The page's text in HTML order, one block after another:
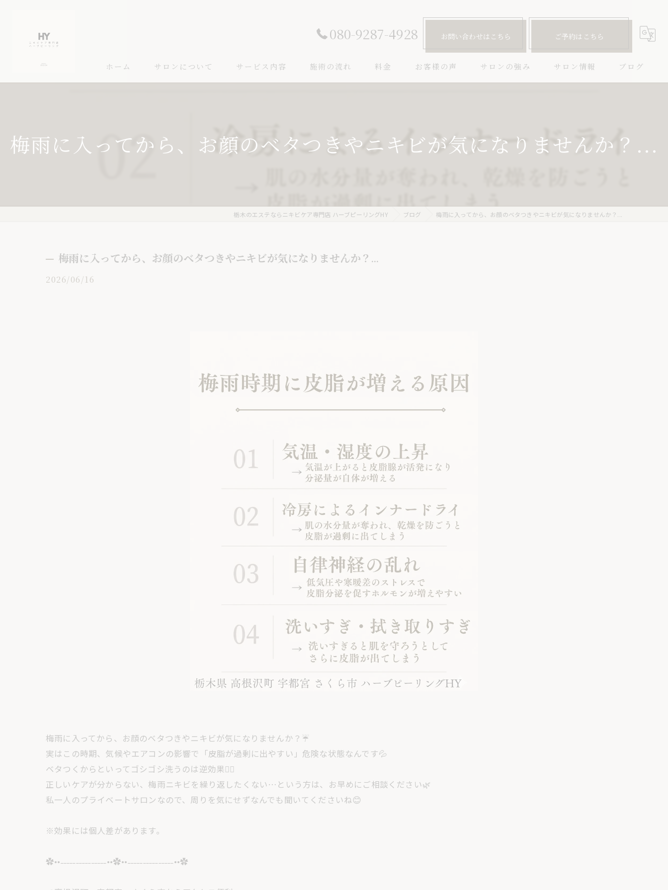
080-9287-4928 お問い合わせはこちら ご予約はこちら
ホーム サロンについて サービス内容 施術の流れ 料金 お客様の声 サロンの強み
毛穴
サロン情報 ブログ
梅雨に入ってから、お顔のベタつきやニキビが気になりませんか？...
栃木のエステならニキビケア専門店 ハーブピーリングHY ブログ 梅雨に入ってから、お顔のベタつきやニキビが気になりませんか？...
梅雨に入ってから、お顔のベタつきやニキビが気になりませんか？...
2026/06/16
梅雨に入ってから、お顔のベタつきやニキビが気になりませんか？☔️
実はこの時期、気候やエアコンの影響で「皮脂が過剰に出やすい」危険な状態なんです💦
ベタつくからといってゴシゴシ洗うのは逆効果🙅‍♀️
正しいケアが分からない、梅雨ニキビを繰り返したくない…という方は、お早めにご相談ください🌿
私一人のプライベートサロンなので、周りを気にせずなんでも聞いてくださいね😊
※効果には個人差があります。
✿••˗˗˗˗˗˗˗˗˗˗˗˗˗˗˗••✿••˗˗˗˗˗˗˗˗˗˗˗˗˗˗˗••✿